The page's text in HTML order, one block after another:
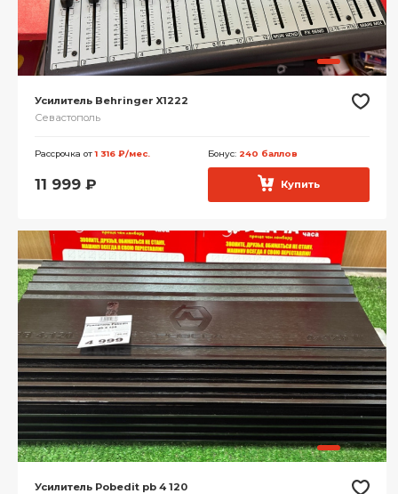
Усилитель Behringer X1222
Севастополь
Рассрочка от1 316 ₽/мес. Бонус: 240 баллов
11 999 ₽ Купить
Усилитель Pobedit pb 4 120